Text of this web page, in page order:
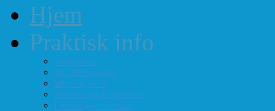
Hjem
Praktisk info
Terminliste
Tid, sted og pris
Styre og verv
Telefon- og E-post-liste
Forenings-vedtekter